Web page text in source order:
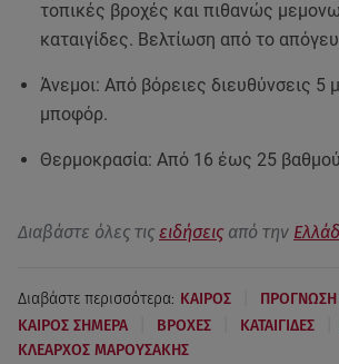
τοπικές βροχές και πιθανώς
καταιγίδες. Βελτίωση από το
Άνεμοι: Από βόρειες διευθύνσεις 5
μποφόρ.
Θερμοκρασία: Από 16 έως 25
Διαβάστε όλες τις ειδήσεις από την
Διαβάστε περισσότερα: ΚΑΙΡΟΣ ΠΡΟΓΝΩΣΗ
ΚΑΙΡΟΣ ΣΗΜΕΡΑ ΒΡΟΧΕΣ ΚΑΤΑΙΓΙΔΕΣ
ΚΛΕΑΡΧΟΣ ΜΑΡΟΥΣΑΚΗΣ